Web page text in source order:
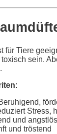
für Tiere
sein.
Stress,
und
und tröstend